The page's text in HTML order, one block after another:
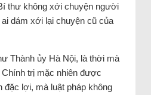
thư không xới chuyện người
dám xới lại chuyện cũ của
Thành ủy Hà Nội, là thời mà
trị mặc nhiên được
lợi, mà luật pháp không